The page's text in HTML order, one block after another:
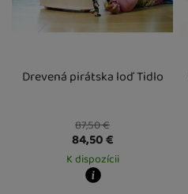
Drevená pirátska loď Tidlo
87,50€
84,50€
K dispozícii